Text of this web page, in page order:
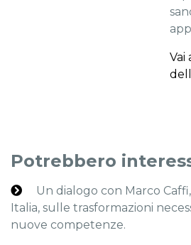
Vai
Potrebbero
Un dialogo con Marco
Italia, sulle trasformazioni
nuove competenze.